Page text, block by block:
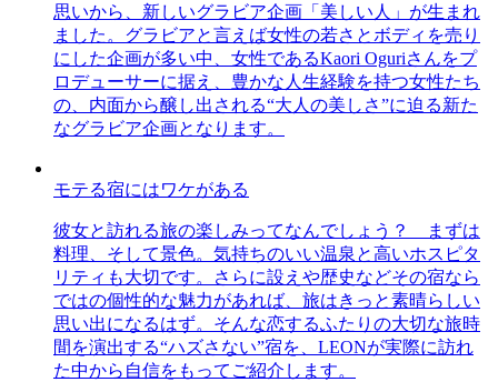
思いから、新しいグラビア企画「美しい人」が生まれ
ました。グラビアと言えば女性の若さとボディを売り
にした企画が多い中、女性であるKaori Oguriさんをプ
ロデューサーに据え、豊かな人生経験を持つ女性たち
の、内面から醸し出される“大人の美しさ”に迫る新た
なグラビア企画となります。
モテる宿にはワケがある
彼女と訪れる旅の楽しみってなんでしょう？ まずは
料理、そして景色。気持ちのいい温泉と高いホスピタ
リティも大切です。さらに設えや歴史などその宿なら
ではの個性的な魅力があれば、旅はきっと素晴らしい
思い出になるはず。そんな恋するふたりの大切な旅時
間を演出する“ハズさない”宿を、LEONが実際に訪れ
た中から自信をもってご紹介します。